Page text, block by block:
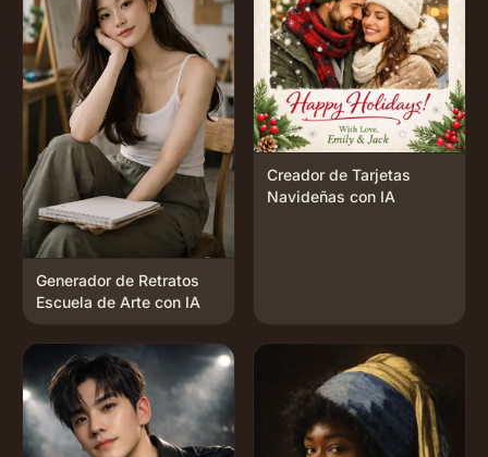
Generador de Retratos
Escuela de Arte con IA
Creador de Tarjetas
Navideñas con IA